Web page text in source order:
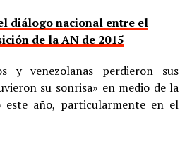
diálogo nacional entre el
de la AN de 2015
y venezolanas perdieron sus
su sonrisa» en medio de la
este año, particularmente en el